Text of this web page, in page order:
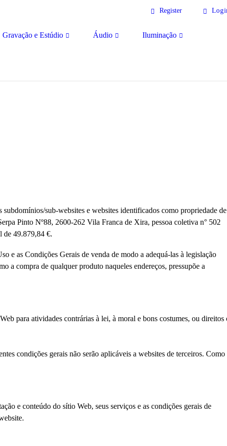
Register
Gravação e Estúdio Áudio Iluminação
sub-websites e websites identificados como propriedade de
Pinto Nº88, 2600-262 Vila Franca de Xira, pessoa coletiva n° 502
de 49.879,84 €.
e as Condições Gerais de venda de modo a adequá-las à legislação
a compra de qualquer produto naqueles endereços, pressupõe a
para atividades contrárias à lei, à moral e bons costumes, ou direitos
condições gerais não serão aplicáveis a websites de terceiros. Como
e conteúdo do sítio Web, seus serviços e as condições gerais de